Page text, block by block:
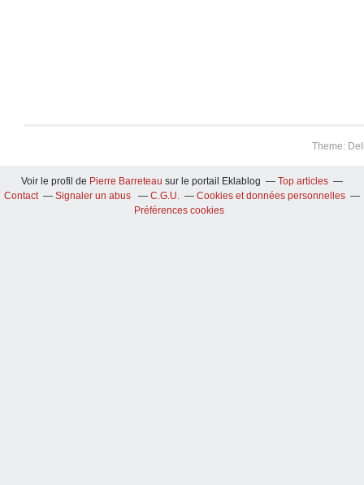
Theme:
Voir le profil de Pierre Barreteau sur le portail Eklablog
Top articles
Contact
Signaler un abus C.G.U.
Cookies et données personnelles
Préférences cookies